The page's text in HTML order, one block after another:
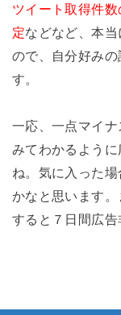
ツイート取得件
定などなど、本
ので、自分好み
す。
一応、一点マイ
みてわかるよう
ね。気に入った
かなと思います
すると７日間広告